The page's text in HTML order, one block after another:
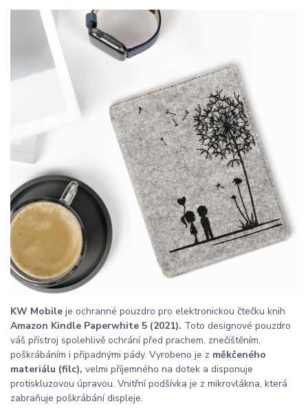
KW Mobile je ochranné pouzdro pro elektronickou čtečku knih
Amazon Kindle Paperwhite 5 (2021). Toto designové pouzdro
váš přístroj spolehlivě ochrání před prachem, znečištěním,
poškrábáním i případnými pády. Vyrobeno je z měkčeného
materiálu (filc), velmi příjemného na dotek a disponuje
protiskluzovou úpravou. Vnitřní podšívka je z mikrovlákna, která
zabraňuje poškrábání displeje.